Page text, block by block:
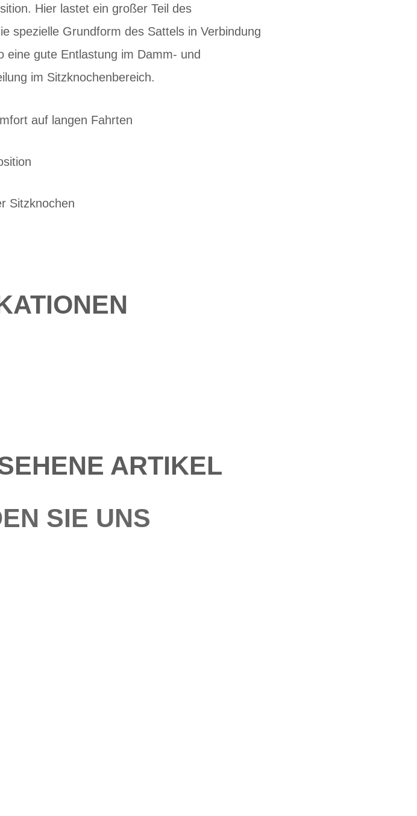
Hier lastet ein großer Teil des
spezielle Grundform des Sattels in Verbindung
gute Entlastung im Damm- und
im Sitzknochenbereich.
auf langen Fahrten
Sitzknochen
ARTIKEL
SIE UNS